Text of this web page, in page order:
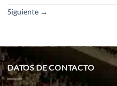
Siguiente →
DATOS DE CONTACTO